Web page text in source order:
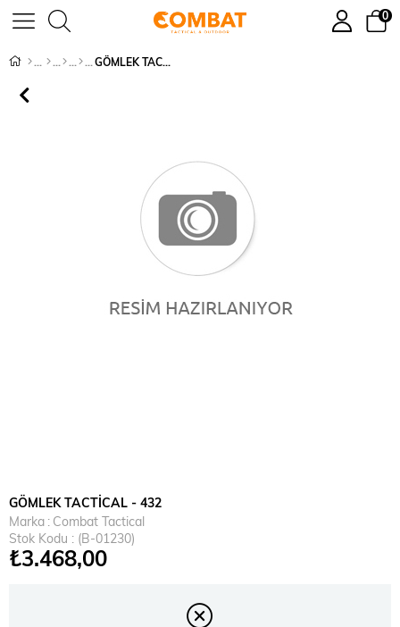
0
GÖMLEK TACTİCAL - 432
GÖMLEK TACTİCAL - 432
Marka : Combat Tactical
Stok Kodu
(B-01230)
₺3.468,00